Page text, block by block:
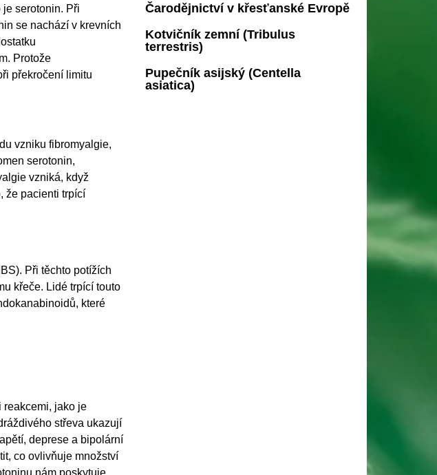
serotonin. Při
se nachází v krevních
Protože
překročení limitu
vzniku fibromyalgie,
serotonin,
vzniká, když
že pacienti trpící
Při těchto potížích
křeče. Lidé trpící touto
které
reakcemi, jako je
střeva ukazují
deprese a bipolární
co ovlivňuje množství
Čarodějnictví v křesťanské Evropě
Kotvičník zemní (Tribulus
terrestris)
Pupečník asijský (Centella
asiatica)